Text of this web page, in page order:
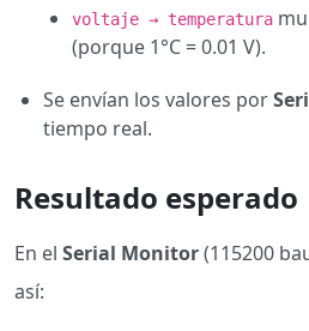
voltaje → temperatura
(porque 1°C = 0.01 V).
Se envían los valores por
tiempo real.
Resultado esperado
En el Serial Monitor(115200
así: